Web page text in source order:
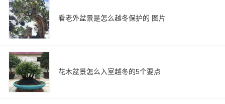
看老外盆景是怎么越冬保护的 图片
花木盆景怎么入室越冬的5个要点